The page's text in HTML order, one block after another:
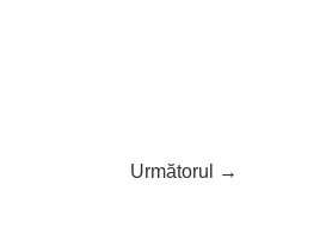
Următorul →